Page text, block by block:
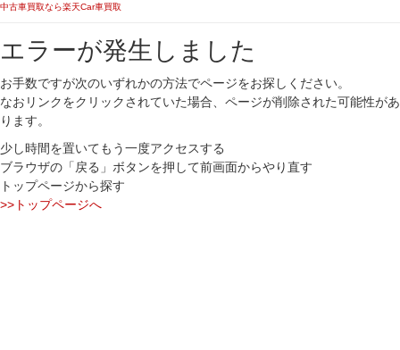
中古車買取なら楽天Car車買取
エラーが発生しました
お手数ですが次のいずれかの方法でページをお探しください。
なおリンクをクリックされていた場合、ページが削除された可能性があ
ります。
少し時間を置いてもう一度アクセスする
ブラウザの「戻る」ボタンを押して前画面からやり直す
トップページから探す
>>トップページへ